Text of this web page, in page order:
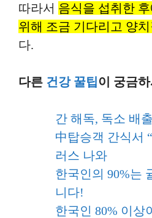
따라서 음식을 섭취한
위해 조금 기다리고 양
다.
다른 건강 꿀팁 이 궁금
간 해독, 독소 배
中탑승객 간식서
러스 나와
한국인의 90%는
니다!
한국인 80% 이상